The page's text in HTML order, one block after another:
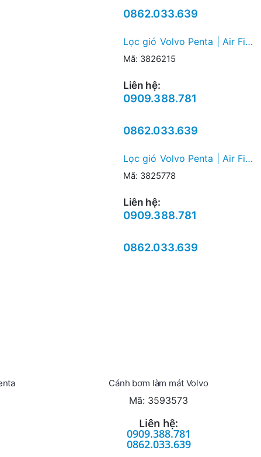
0862.033.639
Lọc gió Volvo Penta | Air Filter
Mã: 3826215
Liên hệ:
0909.388.781
0862.033.639
Lọc gió Volvo Penta | Air Filter
Mã: 3825778
Liên hệ:
0909.388.781
0862.033.639
Cánh bơm làm mát Volvo
Mã: 3593573
Liên hệ:
0909.388.781
0862.033.639